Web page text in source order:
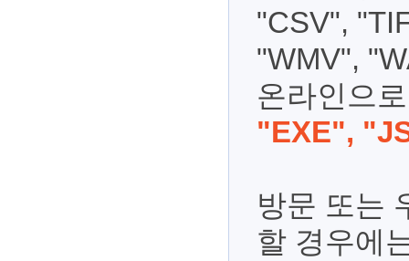
"CSV",
"WMV",
온라인으
"EXE",
방문 또는
할 경우에